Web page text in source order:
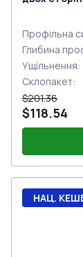
Профільна
Глибина
Ущільнення:
Склопакет:
$201.36
$118.54
НАЦ.